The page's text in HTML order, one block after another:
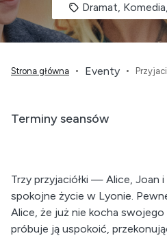
Dramat,
Strona główna Eventy
Trzy przyjaciółki — Alice, Joan
spokojne życie w Lyonie.
Alice, że już nie kocha
próbuje ją uspokoić,
Terminy seansów